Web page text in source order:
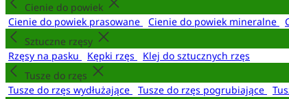
Cienie do powiek
Cienie do powiek prasowane
Cienie do powiek mineralne
Sztuczne rzęsy
Rzęsy na pasku
Kępki rzęs
Klej do sztucznych rzęs
Tusze do rzęs
Tusze do rzęs wydłużające
Tusze do rzęs pogrubiające